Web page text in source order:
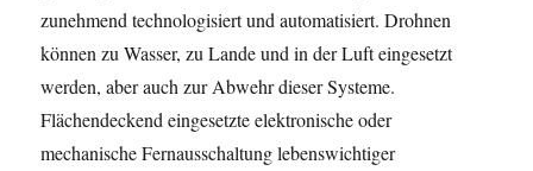
zunehmend technologisiert und automatisiert. Drohnen
können zu Wasser, zu Lande und in der Luft eingesetzt
werden, aber auch zur Abwehr dieser Systeme.
Flächendeckend eingesetzte elektronische oder
mechanische Fernausschaltung lebenswichtiger